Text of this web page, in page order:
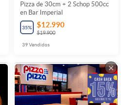
Pizza de 30cm + 2 Schop 500cc
en Bar Imperial
35% $12.990
$19.900
39Vendidos
×